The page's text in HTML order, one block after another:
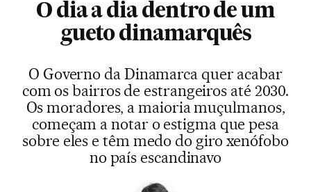
O dia a dia dentro de um
gueto dinamarquês
O Governo da Dinamarca quer acabar
com os bairros de estrangeiros até 2030.
Os moradores, a maioria muçulmanos,
começam a notar o estigma que pesa
sobre eles e têm medo do giro xenófobo
no país escandinavo